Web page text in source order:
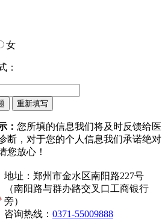
女
：
： 您所填的信息我们将及时反馈给医
断，对于您的个人信息我们承诺绝对
您放心！
地址：郑州市金水区南阳路227号
（南阳路与群办路交叉口工商银行
旁）
咨询热线： 0371-55009888